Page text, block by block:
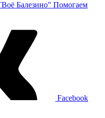
Балезино" Помогаем
Facebook